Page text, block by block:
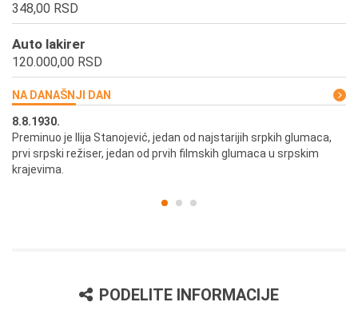
348,00 RSD
Auto lakirer
120.000,00 RSD
NA DANAŠNJI DAN
8.8.1930.
Preminuo je Ilija Stanojević, jedan od najstarijih srpkih glumaca,
prvi srpski režiser, jedan od prvih filmskih glumaca u srpskim
krajevima.
PODELITE INFORMACIJE